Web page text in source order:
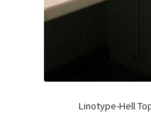
Linotype-Hell